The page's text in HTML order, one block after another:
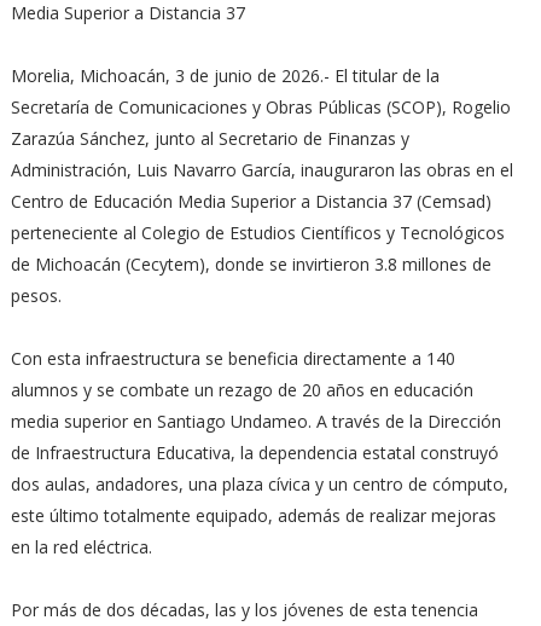
Media Superior a Distancia 37
Morelia, Michoacán, 3 de junio de 2026.- El titular de la
Secretaría de Comunicaciones y Obras Públicas (SCOP), Rogelio
Zarazúa Sánchez, junto al Secretario de Finanzas y
Administración, Luis Navarro García, inauguraron las obras en el
Centro de Educación Media Superior a Distancia 37 (Cemsad)
perteneciente al Colegio de Estudios Científicos y Tecnológicos
de Michoacán (Cecytem), donde se invirtieron 3.8 millones de
pesos.
Con esta infraestructura se beneficia directamente a 140
alumnos y se combate un rezago de 20 años en educación
media superior en Santiago Undameo. A través de la Dirección
de Infraestructura Educativa, la dependencia estatal construyó
dos aulas, andadores, una plaza cívica y un centro de cómputo,
este último totalmente equipado, además de realizar mejoras
en la red eléctrica.
Por más de dos décadas, las y los jóvenes de esta tenencia